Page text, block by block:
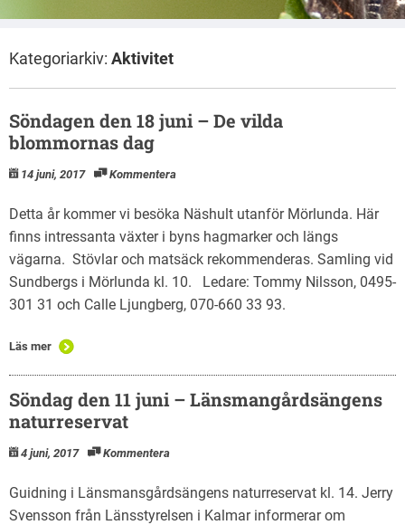
Historik
Kategoriarkiv: Aktivitet
Söndagen den 18 juni – De vilda
blommornas dag
14 juni, 2017 Kommentera
Detta år kommer vi besöka Näshult utanför Mörlunda. Här
finns intressanta växter i byns hagmarker och längs
vägarna. Stövlar och matsäck rekommenderas. Samling vid
Sundbergs i Mörlunda kl. 10. Ledare: Tommy Nilsson, 0495-
301 31 och Calle Ljungberg, 070-660 33 93.
Läs mer
Söndag den 11 juni – Länsmangårdsängens
naturreservat
4 juni, 2017 Kommentera
Guidning i Länsmansgårdsängens naturreservat kl. 14. Jerry
Svensson från Länsstyrelsen i Kalmar informerar om